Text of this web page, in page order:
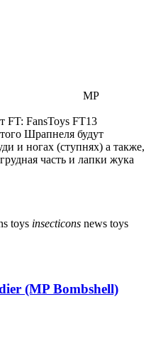
MP
FT: FansToys FT13
Шрапнеля будут
и ногах (ступнях) а также,
часть и лапки жука
toys insecticons news toys
(MP Bombshell)